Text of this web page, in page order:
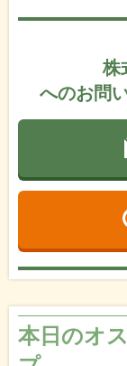
株
へのお問
本日のオ